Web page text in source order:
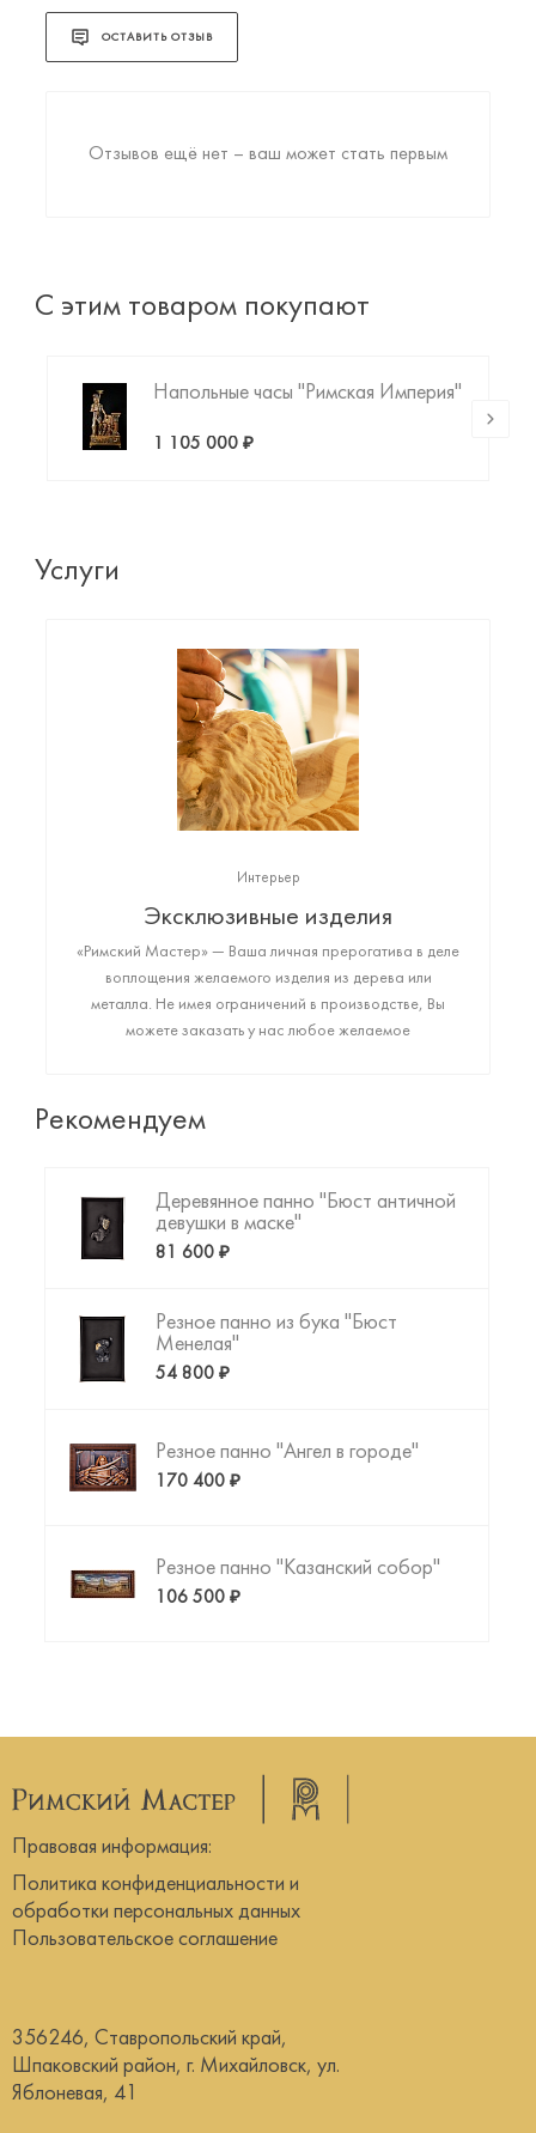
ОСТАВИТЬ ОТЗЫВ
Отзывов ещё нет – ваш может стать первым
С этим товаром покупают
Напольные часы "Римская Империя"
1 105 000 ₽
Услуги
Интерьер
Эксклюзивные изделия
«Римский Мастер» — Ваша личная прерогатива в деле
воплощения желаемого изделия из дерева или
металла. Не имея ограничений в производстве, Вы
можете заказать у нас любое желаемое
Рекомендуем
Деревянное панно "Бюст античной
девушки в маске"
81 600 ₽
Резное панно из бука "Бюст
Менелая"
54 800 ₽
Резное панно "Ангел в городе"
170 400 ₽
Резное панно "Казанский собор"
106 500 ₽
Правовая информация:
Политика конфиденциальности и
обработки персональных данных
Пользовательское соглашение
356246, Ставропольский край,
Шпаковский район, г. Михайловск, ул.
Яблоневая, 41